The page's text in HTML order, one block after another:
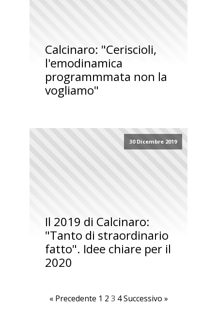
Calcinaro: "Ceriscioli,
l'emodinamica
programmmata non la
vogliamo"
30 Dicembre 2019
Il 2019 di Calcinaro:
"Tanto di straordinario
fatto". Idee chiare per il
2020
« Precedente 1 2 3 4 Successivo »